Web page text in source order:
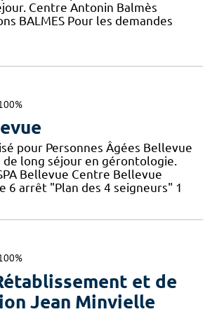
Centre Antonin Balmès
BALMES Pour les demandes
pour Personnes Âgées Bellevue
de long séjour en gérontologie.
Bellevue Centre Bellevue
6 arrêt "Plan des 4 seigneurs" 1
et de
Jean Minvielle